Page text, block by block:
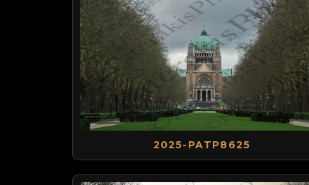
2025-PATP8625